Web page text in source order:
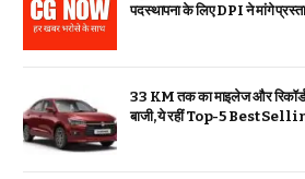
पदस्थापना के लिए DPI ने मांगे
33 KM तक का माइलेज और रिकॉर्ड
बाजी, ये रहीं Top-5 Best